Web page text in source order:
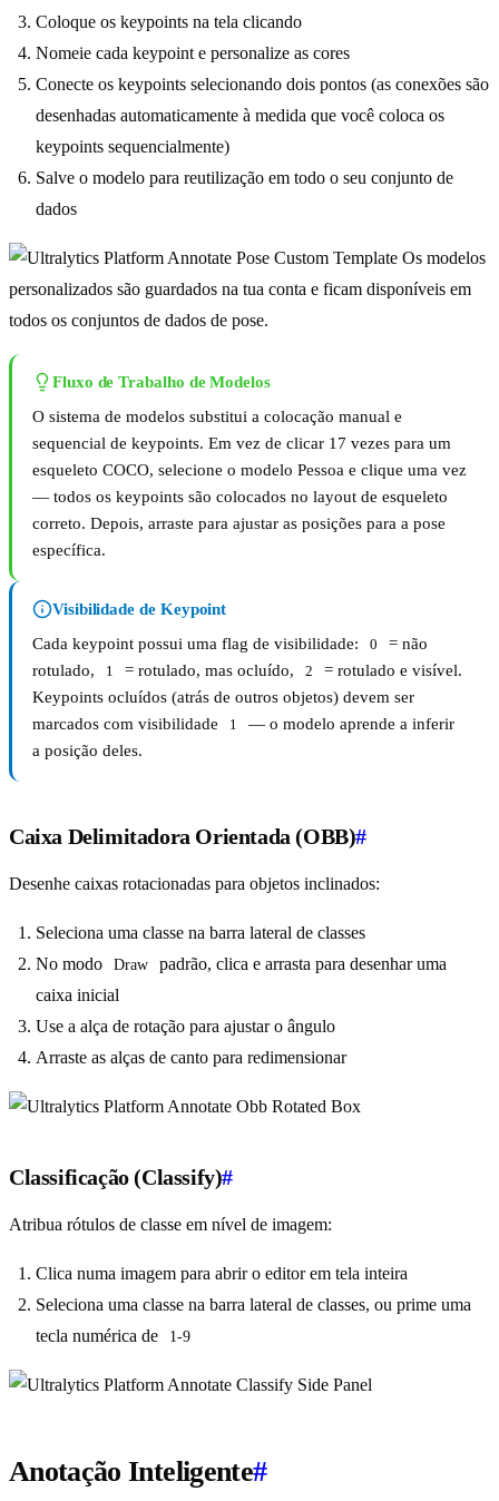
Coloque os keypoints na tela clicando
Nomeie cada keypoint e personalize as cores
Conecte os keypoints selecionando dois pontos (as conexões são
desenhadas automaticamente à medida que você coloca os
keypoints sequencialmente)
Salve o modelo para reutilização em todo o seu conjunto de
dados
Os modelos
personalizados são guardados na tua conta e ficam disponíveis em
todos os conjuntos de dados de pose.
Fluxo de Trabalho de Modelos
O sistema de modelos substitui a colocação manual e
sequencial de keypoints. Em vez de clicar 17 vezes para um
esqueleto COCO, selecione o modelo Pessoa e clique uma vez
— todos os keypoints são colocados no layout de esqueleto
correto. Depois, arraste para ajustar as posições para a pose
específica.
Visibilidade de Keypoint
Cada keypoint possui uma flag de visibilidade:
0
= não
rotulado,
1 = rotulado, mas ocluído, 2
= rotulado e visível.
Keypoints ocluídos (atrás de outros objetos) devem ser
marcados com visibilidade
1
— o modelo aprende a inferir
a posição deles.
Caixa Delimitadora Orientada (OBB)#
Desenhe caixas rotacionadas para objetos inclinados:
Seleciona uma classe na barra lateral de classes
No modo
Draw
padrão, clica e arrasta para desenhar uma
caixa inicial
Use a alça de rotação para ajustar o ângulo
Arraste as alças de canto para redimensionar
Classificação (Classify)#
Atribua rótulos de classe em nível de imagem:
Clica numa imagem para abrir o editor em tela inteira
Seleciona uma classe na barra lateral de classes, ou prime uma
tecla numérica de
1-9
Anotação Inteligente#